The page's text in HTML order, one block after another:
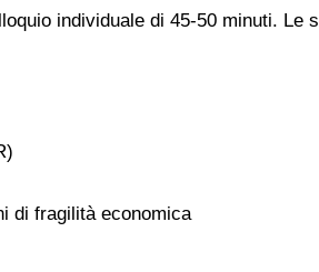
individuale di 45-50 minuti. Le
di fragilità economica